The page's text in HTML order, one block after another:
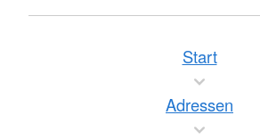
Start
Adressen